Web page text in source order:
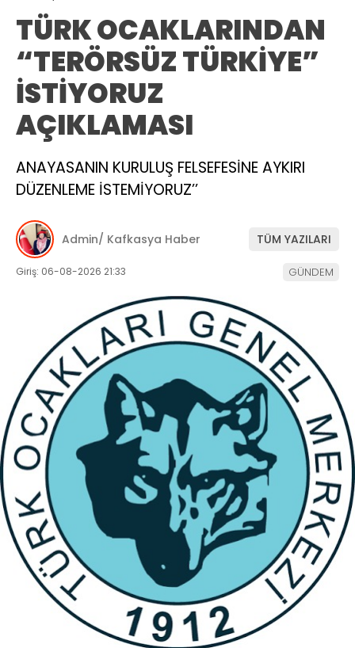
TÜRK OCAKLARINDAN
“TERÖRSÜZ TÜRKİYE”
İSTİYORUZ
AÇIKLAMASI
ANAYASANIN KURULUŞ FELSEFESİNE AYKIRI
DÜZENLEME İSTEMİYORUZ’’
Admin/ Kafkasya Haber TÜM YAZILARI
Giriş: 06-08-2026 21:33 GÜNDEM